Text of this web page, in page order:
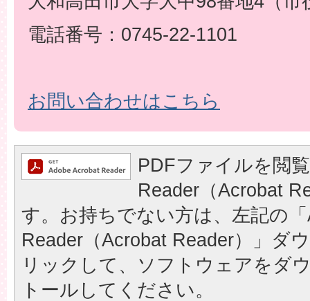
電話番号：0745-22-1101
お問い合わせはこちら
PDFファイルを閲
Reader（Acrobat
す。お持ちでない方は、左記の
Reader（Acrobat Reader）」ダ
リックして、ソフトウェアをダ
トールしてください。